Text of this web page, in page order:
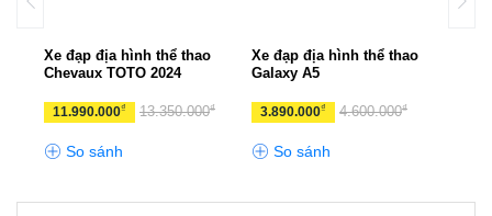
Xe đạp địa hình thể thao
Chevaux TOTO 2024
11.990.000₫ 13.350.000₫
So sánh
Xe đạp địa hình thể thao
Galaxy A5
3.890.000₫ 4.600.000₫
So sánh